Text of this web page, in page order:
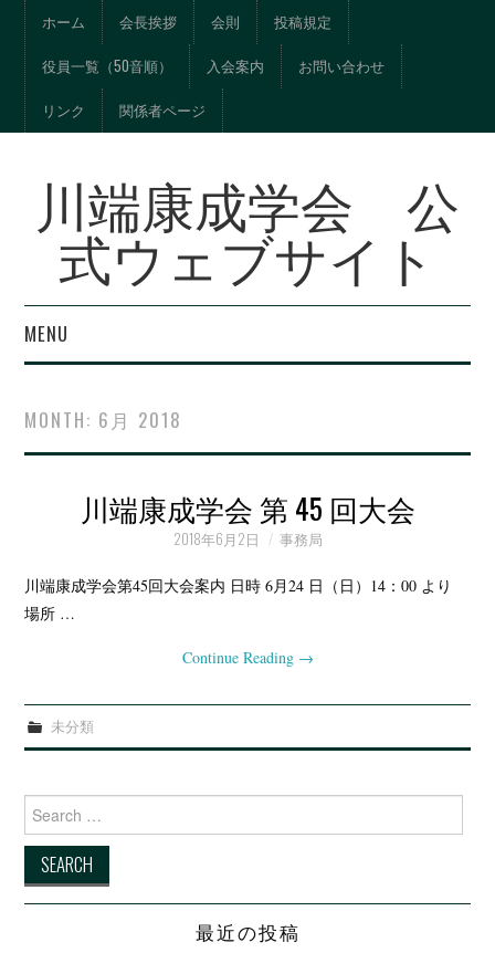
ホーム 会長挨拶 会則 投稿規定
役員一覧（50音順） 入会案内 お問い合わせ
リンク 関係者ページ
川端康成学会 公
式ウェブサイト
MENU
例会・大会の記録
MONTH: 6月 2018
川端康成学会 第 45 回大会
2018年6月2日 事務局
川端康成学会第45回大会案内 日時 6月24 日（日）14：00 より
場所 …
Continue Reading →
未分類
Search for:
最近の投稿